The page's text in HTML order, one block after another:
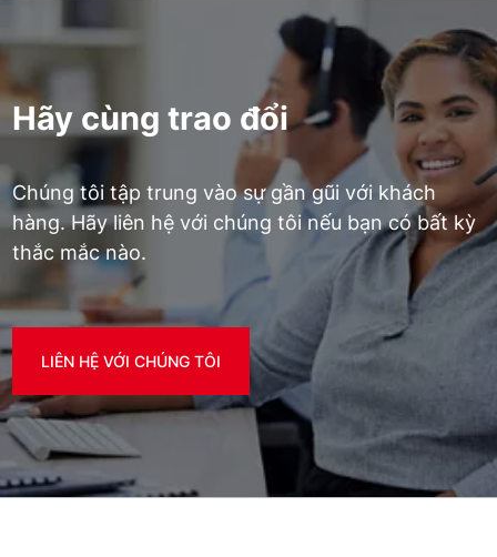
Hãy cùng trao đổi
Chúng tôi tập trung vào sự gần gũi với khách
hàng. Hãy liên hệ với chúng tôi nếu bạn có bất kỳ
thắc mắc nào.
LIÊN HỆ VỚI CHÚNG TÔI